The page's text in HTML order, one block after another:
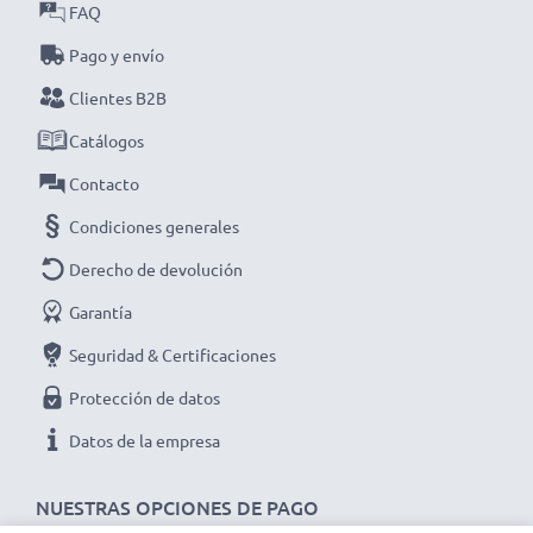
✔ Cámaras & Videocámaras
✔ Televisores & Sistemas de entretenimiento en casa
✔ Consolas de videojuegos
✔ Proyectores
✔ Monitores, portátiles & ordenadores
★ 3 años de garantía ★
Mejora tu experiencia de entretenimiento con
nuestros cables HDMI subtel, diseñados para un
¡Haz tu pedido ahora para entrega rápida y una
NUESTRAS OPCIONES DE PAGO
FAQ
Pago y envío
Clientes B2B
Catálogos
Contacto
Condiciones generales
Derecho de devolución
Garantía
Seguridad & Certificaciones
Protección de datos
Datos de la empresa